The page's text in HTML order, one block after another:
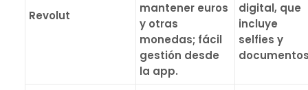
Revolut
mantener euros
y otras
monedas; fácil
gestión desde
la app.
digital, que
incluye
selfies y